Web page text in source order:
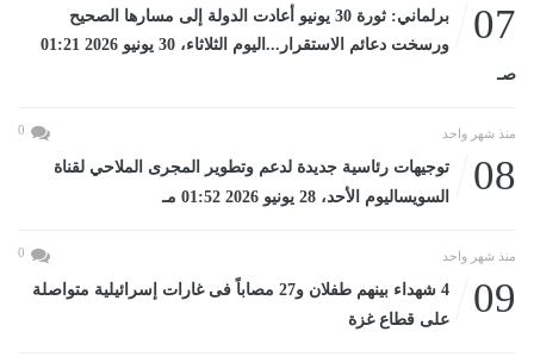
07
برلماني: ثورة 30 يونيو أعادت الدولة إلى مسارها الصحيح
ورسخت دعائم الاستقرار...اليوم الثلاثاء، 30 يونيو 2026 01:21
صـ
منذ شهر واحد 0
08
توجيهات رئاسية جديدة لدعم وتطوير المجرى الملاحي لقناة
السويساليوم الأحد، 28 يونيو 2026 01:52 مـ
منذ شهر واحد 0
09
4 شهداء بينهم طفلان و27 مصاباً فى غارات إسرائيلية متواصلة
على قطاع غزة